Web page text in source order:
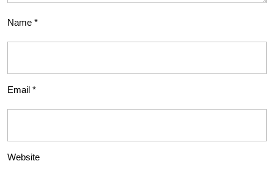
Name *
Email *
Website